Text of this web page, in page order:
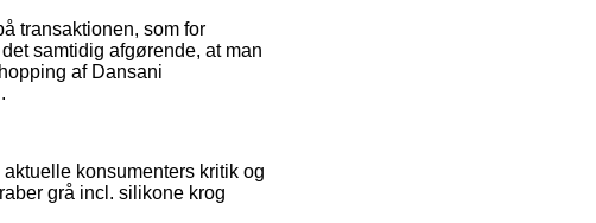
transaktionen, som for
samtidig afgørende, at man
af Dansani
konsumenters kritik og
grå incl. silikone krog